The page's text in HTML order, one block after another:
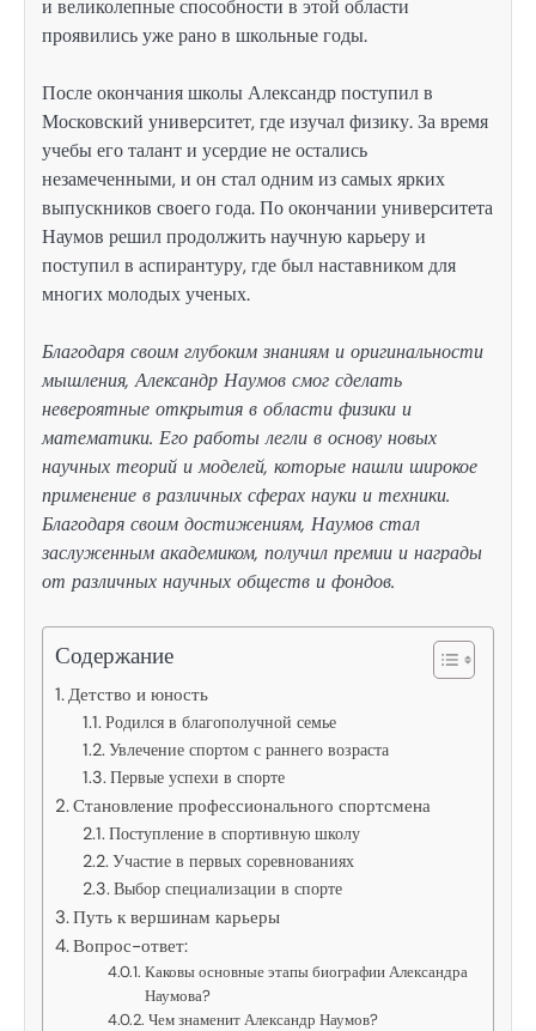
и великолепные способности в этой области
проявились уже рано в школьные годы.
После окончания школы Александр поступил в
Московский университет, где изучал физику. За время
учебы его талант и усердие не остались
незамеченными, и он стал одним из самых ярких
выпускников своего года. По окончании университета
Наумов решил продолжить научную карьеру и
поступил в аспирантуру, где был наставником для
многих молодых ученых.
Благодаря своим глубоким знаниям и оригинальности
мышления, Александр Наумов смог сделать
невероятные открытия в области физики и
математики. Его работы легли в основу новых
научных теорий и моделей, которые нашли широкое
применение в различных сферах науки и техники.
Благодаря своим достижениям, Наумов стал
заслуженным академиком, получил премии и награды
от различных научных обществ и фондов.
Содержание
Детство и юность
Родился в благополучной семье
Увлечение спортом с раннего возраста
Первые успехи в спорте
Становление профессионального спортсмена
Поступление в спортивную школу
Участие в первых соревнованиях
Выбор специализации в спорте
Путь к вершинам карьеры
Вопрос-ответ:
Каковы основные этапы биографии Александра
Наумова?
Чем знаменит Александр Наумов?